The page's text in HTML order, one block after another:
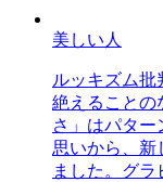
美しい人
ルッキズム
絶えることの
さ」はパタ
思いから、新
ました。グ